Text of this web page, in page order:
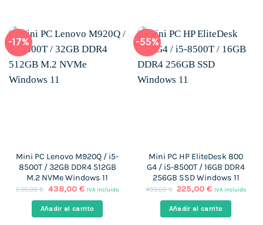
-17%
Mini PC Lenovo M920Q / i5-
8500T / 32GB DDR4 512GB
M.2 NVMe Windows 11
530,00€ El
original
era:
438,00 €El
actual
es:
IVA incluido
Añadir al carrito
-55%
Mini PC HP EliteDesk 800
G4 / i5-8500T / 16GB DDR4
256GB SSD Windows 11
499,00€ El
original
era:
225,00€El
actual
es:
IVA incluido
Añadir al carrito